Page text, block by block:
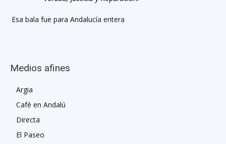
Esa bala fue para Andalucía entera
Medios afines
Argia
Café en Andalú
Directa
El Paseo